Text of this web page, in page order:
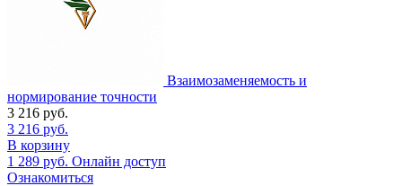
Взаимозаменяемость и
нормирование точности
3 216 руб.
3 216 руб.
В корзину
1 289 руб. Онлайн доступ
Ознакомиться